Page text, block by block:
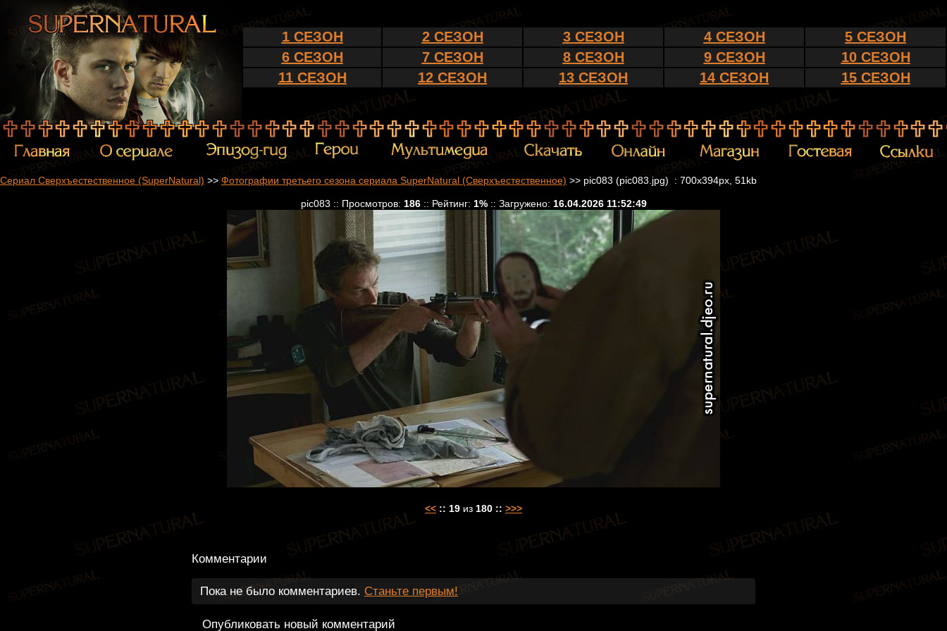
1 СЕЗОН 2 СЕЗОН 3 СЕЗОН 4 СЕЗОН
5 СЕЗОН
6 СЕЗОН
7 СЕЗОН 8 СЕЗОН 9 СЕЗОН
10 СЕЗОН
11 СЕЗОН
12 СЕЗОН 13 СЕЗОН 14 СЕЗОН 15 СЕЗОН
Сериал Сверхъестественное (SuperNatural) >> Фотографии третьего сезона сериала SuperNatural (Сверхъестественное) >> pic083 (pic083.jpg) : 700x394px, 51kb
pic083 :: Просмотров: 186:: Рейтинг: 1%:: Загружено: 16.04.2026 11:52:49
<< :: 19 из 180 :: >>>
Комментарии
Пока не было комментариев. Станьте первым!
Опубликовать новый комментарий